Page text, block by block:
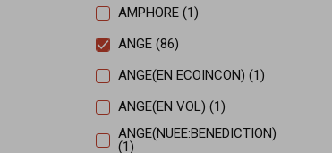
AMPHORE (1)
ANGE (86)
ANGE(EN ECOINCON) (1)
ANGE(EN VOL) (1)
ANGE(NUEE:BENEDICTION)
(1)